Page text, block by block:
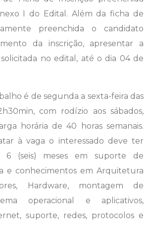
I do Edital. Além da ficha de
preenchida o candidato
da inscrição, apresentar a
no edital, até o dia 04 de
é de segunda a sexta-feira das
com rodízio aos sábados,
horária de 40 horas semanais.
à vaga o interessado deve ter
6 (seis) meses em suporte de
e conhecimentos em Arquitetura
Hardware, montagem de
operacional e aplicativos,
suporte, redes, protocolos e